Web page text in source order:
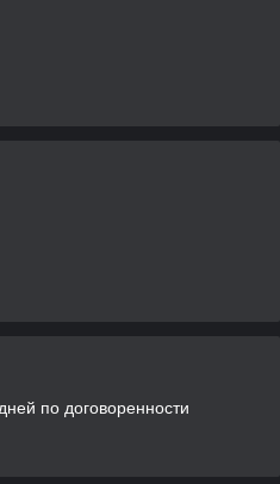
по договоренности